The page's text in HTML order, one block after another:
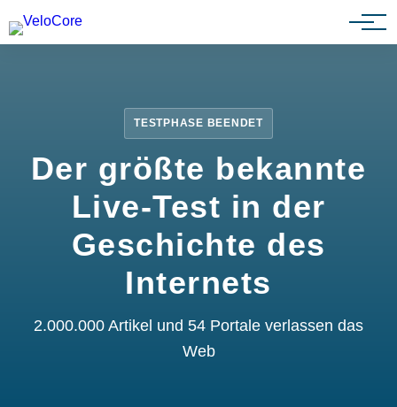
Partnerprogramm
TESTPHASE BEENDET
Der größte bekannte
Live-Test in der
Geschichte des
Internets
2.000.000 Artikel und 54 Portale verlassen das
Web